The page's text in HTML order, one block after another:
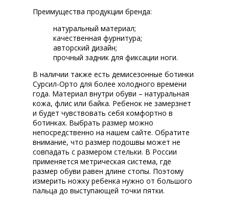
Преимущества продукции бренда:
натуральный материал;
качественная фурнитура;
авторский дизайн;
прочный задник для фиксации ноги.
В наличии также есть демисезонные ботинки
Сурсил-Орто для более холодного времени
года. Материал внутри обуви – натуральная
кожа, флис или байка. Ребенок не замерзнет
и будет чувствовать себя комфортно в
ботинках. Выбрать размер можно
непосредственно на нашем сайте. Обратите
внимание, что размер подошвы может не
совпадать с размером стельки. В России
применяется метрическая система, где
размер обуви равен длине стопы. Поэтому
измерить ножку ребенка нужно от большого
пальца до выступающей точки пятки.